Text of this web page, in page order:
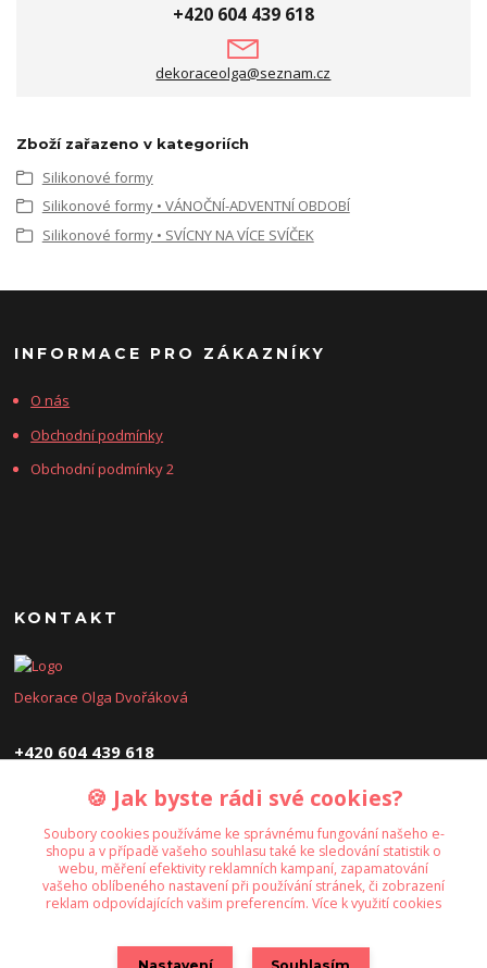
+420 604 439 618
dekoraceolga@seznam.cz
Zboží zařazeno v kategoriích
Silikonové formy
Silikonové formy • VÁNOČNÍ-ADVENTNÍ OBDOBÍ
Silikonové formy • SVÍCNY NA VÍCE SVÍČEK
INFORMACE PRO ZÁKAZNÍKY
O nás
Obchodní podmínky
Obchodní podmínky 2
KONTAKT
Dekorace Olga Dvořáková
+420 604 439 618
dekoraceolga@seznam.cz
Upravit sběr cookies.
🍪 Jak byste rádi své cookies?
Soubory cookies používáme ke správnému fungování našeho e-
shopu a v případě vašeho souhlasu také ke sledování statistik o
webu, měření efektivity reklamních kampaní, zapamatování
vašeho oblíbeného nastavení při používání stránek, či zobrazení
reklam odpovídajících vašim preferencím. Více k využití cookies